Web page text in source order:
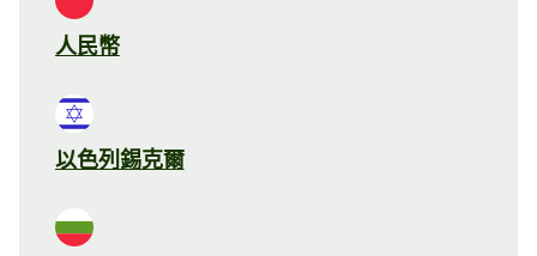
人民幣
以色列錫克爾